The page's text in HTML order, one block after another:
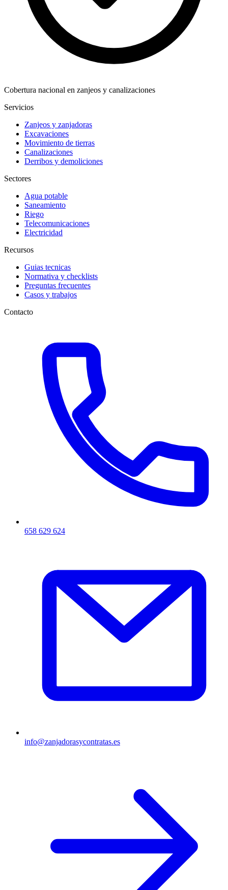
Cobertura nacional en zanjeos y canalizaciones
Servicios
Zanjeos y zanjadoras
Excavaciones
Movimiento de tierras
Canalizaciones
Derribos y demoliciones
Sectores
Agua potable
Saneamiento
Riego
Telecomunicaciones
Electricidad
Recursos
Guias tecnicas
Normativa y checklists
Preguntas frecuentes
Casos y trabajos
Contacto
658 629 624
info@zanjadorasycontratas.es